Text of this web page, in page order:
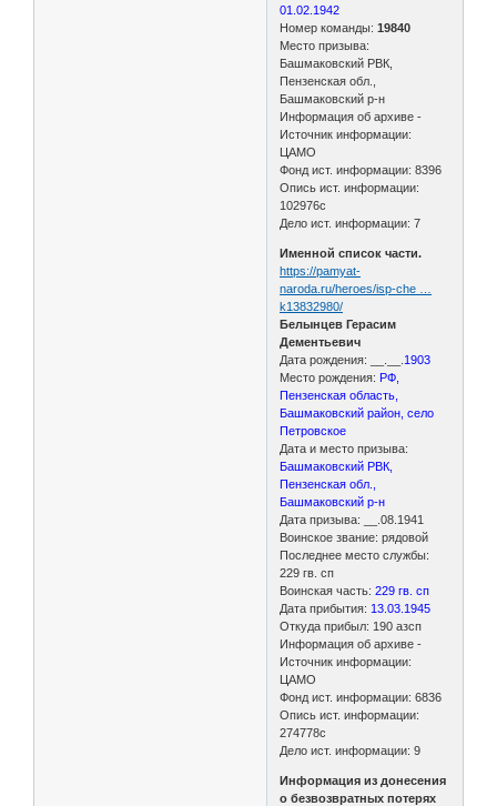
01.02.1942
Номер команды: 19840
Место призыва:
Башмаковский РВК,
Пензенская обл.,
Башмаковский р-н
Информация об архиве -
Источник информации:
ЦАМО
Фонд ист. информации: 8396
Опись ист. информации:
102976с
Дело ист. информации: 7
Именной список части.
https://pamyat-
naroda.ru/heroes/isp-che …
k13832980/
Белынцев Герасим
Дементьевич
Дата рождения: __.__. 1903
Место рождения: РФ,
Пензенская область,
Башмаковский район, село
Петровское
Дата и место призыва:
Башмаковский РВК,
Пензенская обл.,
Башмаковский р-н
Дата призыва: __.08.1941
Воинское звание: рядовой
Последнее место службы:
229 гв. сп
Воинская часть:229 гв. сп
Дата прибытия: 13.03.1945
Откуда прибыл: 190 азсп
Информация об архиве -
Источник информации:
ЦАМО
Фонд ист. информации: 6836
Опись ист. информации:
274778с
Дело ист. информации: 9
Информация из донесения
о безвозвратных потерях